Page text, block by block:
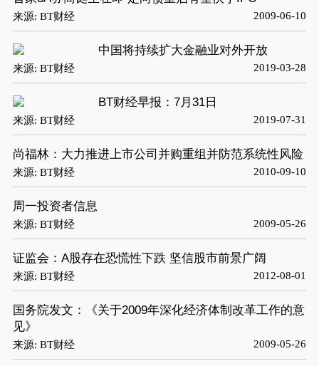
来源: BT财经 2009-06-10
中国将持续扩大金融业对外开放
来源: BT财经 2019-03-28
BT财经早报：7月31日
来源: BT财经 2019-07-31
尚福林：大力推进上市公司并购重组并防范系统性风险
来源: BT财经 2010-09-10
周一投资者信息
来源: BT财经 2009-05-26
证监会：A股存在恐慌性下跌 坚信股市前景广阔
来源: BT财经 2012-08-01
国务院发文：《关于2009年深化经济体制改革工作的意
见》
来源: BT财经 2009-05-26